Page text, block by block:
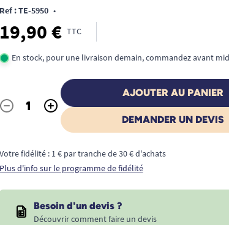
Ref : TE-5950 •
19,90 € TTC
En stock, pour une livraison demain, commandez avant
Quantité
- +
AJOUTER AU PANIER
DEMANDER UN DEVIS
Votre fidélité : 1 € par tranche de 30 € d'achats
Plus d'info sur le programme de fidélité
Besoin d'un devis ?
Découvrir comment faire un devis